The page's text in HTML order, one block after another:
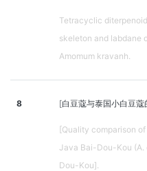
Tetracyclic
skeleton and labdane
Amomum kravanh.
8 [白豆蔻与泰国小白豆蔻
[Quality comparison
Java Bai-Dou-Kou
Dou-Kou].